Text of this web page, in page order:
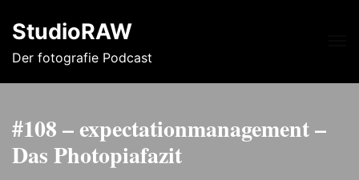
StudioRAW
Der fotografie Podcast
#108 – expectationmanagement –
Das Photopiafazit